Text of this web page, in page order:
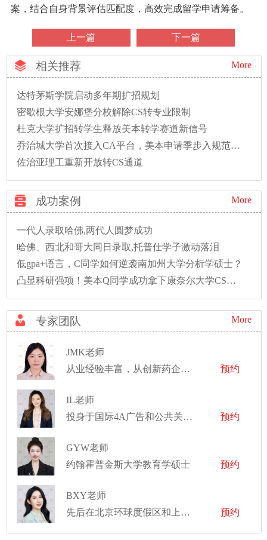
案，结合自身背景评估匹配度，高效完成留学申请筹备。
上一篇 下一篇
相关推荐 More
达特茅斯学院启动多年期扩招规划
密歇根大学安娜堡分校解除CS转专业限制
杜克大学扩招转学生释放美本转学赛道新信号
乔治城大学首次接入CA平台，美本申请季步入规范新时代
佐治亚理工重新开放转CS通道
成功案例 More
一代人录取哈佛,两代人圆梦成功
哈佛、西北和哥大同日录取,托普仕学子激动落泪
低gpa+语言，C同学如何逆袭南加州大学分析学硕士？
凸显科研强项！美本Q同学成功拿下康奈尔大学CS硕士录取！
专家团队 More
JMK老师
从业经验丰富，从创新药企中的项目管理，到大型药企的医药投资，再到世界前十的市场调研公司的咨询顾问
预约
IL老师
投身于国际4A广告和公共关系领域，为 Twitter、OPPO、OnePlus、高通、宝马和亚行等知名企业提供服务
预约
GYW老师
约翰霍普金斯大学教育学硕士
预约
BXY老师
先后在北京环球度假区和上海迪士尼度假区工作，任职舞台经理
预约